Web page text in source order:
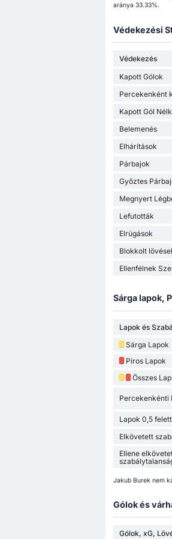
aránya 33.33%.
Védekezési
Védekezés
Kapott Gólok
Percekenként
Kapott Gól
Belemenés
Elhárítások
Párbajok
Győztes
Megnyert
Lefutották
Elrúgások
Blokkolt
Ellenfélnek
Sárga lapok,
Lapok és
Sárga Lapok
Piros Lapok
Összes Lap
Percekenkénti
Lapok 0,5 felett
Elkövetett
Ellene
Jakub Burek nem
Gólok és
Gólok, xG,